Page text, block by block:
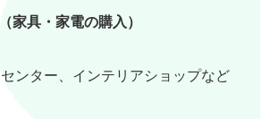
家具・家電の購入）
ンター、インテリアショップなど